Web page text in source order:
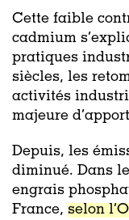
Cette faible
cadmium
pratiques
siècles, les
activités
majeure
Depuis, les
diminué. Dans
engrais
France, selon